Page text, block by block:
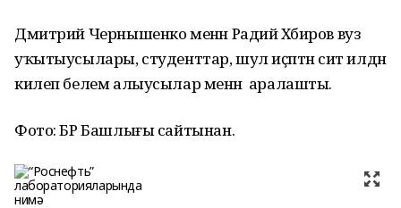
Дмитрий Чернышенко менән Радий Хәбиров вуз
уҡытыусылары, студенттар, шул иҫәптән сит илдән
килеп белем алыусылар менән аралашты.
Фото: БР Башлығы сайтынан.